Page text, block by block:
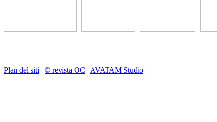
Plan del siti | © revista OC | AVATAM Studio